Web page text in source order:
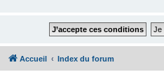
Accueil Index du forum